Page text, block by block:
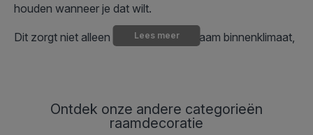
Ontdek onze andere categorieën
raamdecoratie
houden wanneer je dat wilt.
Dit zorgt niet alleen voor een aangenaam binnenklimaat,
wens aanpassen.
Lees meer